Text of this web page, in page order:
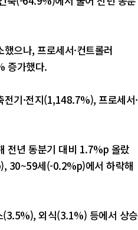
으나, 프로세서·컨트롤러
증가했다.
기·전지(1,148.7%), 프로세서·
전년 동분기 대비 1.7%p 올랐
30~59세(-0.2%p)에서 하락해
(3.5%), 외식(3.1%) 등에서 상승